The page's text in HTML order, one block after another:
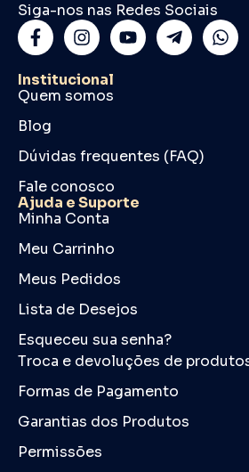
Siga-nos nas Redes Sociais
Institucional
Quem somos
Blog
Dúvidas frequentes (FAQ)
Fale conosco
Ajuda e Suporte
Minha Conta
Meu Carrinho
Meus Pedidos
Lista de Desejos
Esqueceu sua senha?
Troca e devoluções de
Formas de Pagamento
Garantias dos Produtos
Permissões